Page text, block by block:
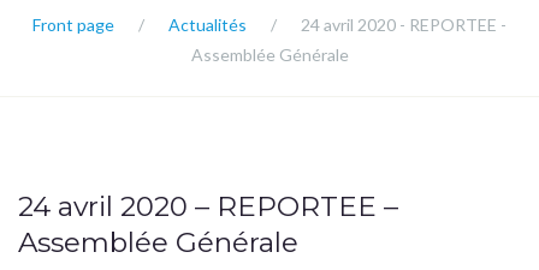
Front page / Actualités /
24 avril 2020 - REPORTEE -
Assemblée Générale
24 avril 2020 – REPORTEE –
Assemblée Générale